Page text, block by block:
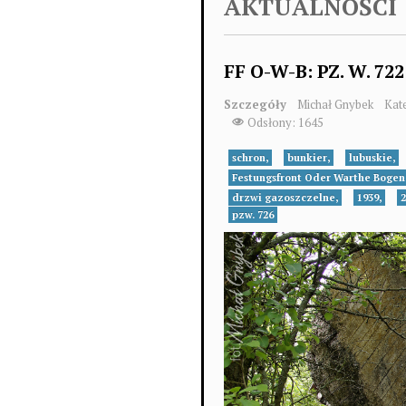
AKTUALNOŚCI
FF O-W-B: PZ. W.
Szczegóły Michał Gnybek
Odsłony: 1645
schron, bunkier,
lubuskie,
Festungsfront Oder Warthe
drzwi gazoszczelne,
1939,
pzw. 726